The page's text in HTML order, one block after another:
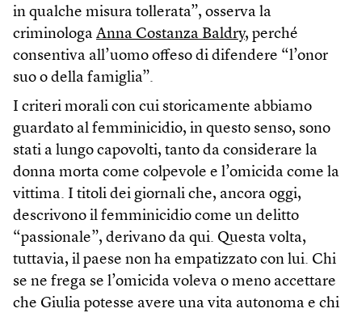
in qualche misura tollerata”, osserva la
criminologa Anna Costanza Baldry, perché
consentiva all’uomo offeso di difendere “l’onor
suo o della famiglia”.
I criteri morali con cui storicamente abbiamo
guardato al femminicidio, in questo senso, sono
stati a lungo capovolti, tanto da considerare la
donna morta come colpevole e l’omicida come la
vittima. I titoli dei giornali che, ancora oggi,
descrivono il femminicidio come un delitto
“passionale”, derivano da qui. Questa volta,
tuttavia, il paese non ha empatizzato con lui. Chi
se ne frega se l’omicida voleva o meno accettare
che Giulia potesse avere una vita autonoma e chi